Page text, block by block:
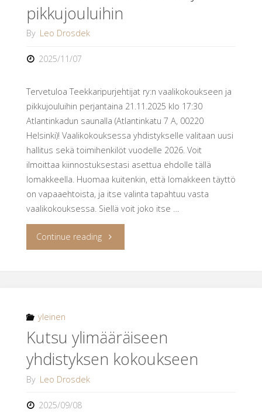
pikkujouluihin
By Leo Drosdek
2025/11/07
Tervetuloa Teekkaripurjehtijat ry:n vaalikokoukseen ja
pikkujouluihin perjantaina 21.11.2025 klo 17:30
Atlantinkadun saunalla (Atlantinkatu 7 A, 00220
Helsinki)! Vaalikokouksessa yhdistykselle valitaan uusi
hallitus sekä toimihenkilöt vuodelle 2026. Voit
ilmoittaa kiinnostuksestasi asettua ehdolle tällä
lomakkeella. Huomaa kuitenkin, että lomakkeen täyttö
on vapaaehtoista, ja itse valinta tapahtuu vasta
vaalikokouksessa. Siellä voit joko itse …
Continue reading"Kutsu
yleinen
Kutsu ylimääräiseen
yhdistyksen kokoukseen
By Leo Drosdek
2025/09/08